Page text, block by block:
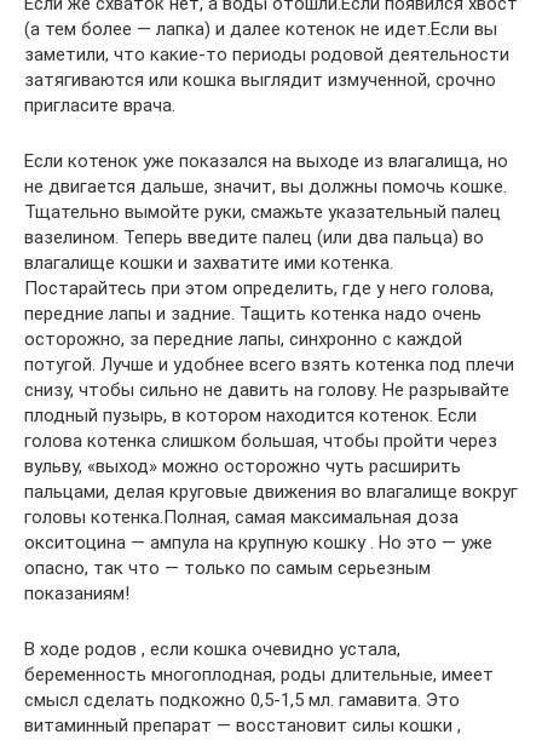
(а тем более — лапка) и далее котенок не идет.Если вы
заметили, что какие-то периоды родовой деятельности
затягиваются или кошка выглядит измученной, срочно
пригласите врача.
Если котенок уже показался на выходе из влагалища, но
не двигается дальше, значит, вы должны помочь кошке.
Тщательно вымойте руки, смажьте указательный палец
вазелином. Теперь введите палец (или два пальца) во
влагалище кошки и захватите ими котенка.
Постарайтесь при этом определить, где у него голова,
передние лапы и задние. Тащить котенка надо очень
осторожно, за передние лапы, синхронно с каждой
потугой. Лучше и удобнее всего взять котенка под плечи
снизу, чтобы сильно не давить на голову. Не разрывайте
плодный пузырь, в котором находится котенок. Если
голова котенка слишком большая, чтобы пройти через
вульву, «выход» можно осторожно чуть расширить
пальцами, делая круговые движения во влагалище вокруг
головы котенка.Полная, самая максимальная доза
окситоцина — ампула на крупную кошку . Но это — уже
опасно, так что — только по самым серьезным
показаниям!
В ходе родов , если кошка очевидно устала,
беременность многоплодная, роды длительные, имеет
смысл сделать подкожно 0,5-1,5 мл. гамавита. Это
витаминный препарат — восстановит силы кошки ,